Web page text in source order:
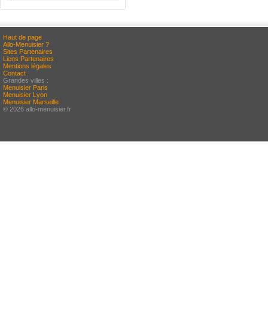
Haut de page
Allo-Menuisier ?
Sites Partenaires
Liens Partenaires
Mentions légales
Contact
Grandes villes :
Menuisier Paris
Menuisier Lyon
Menuisier Marseille
© 2026 allo-menuisier.fr